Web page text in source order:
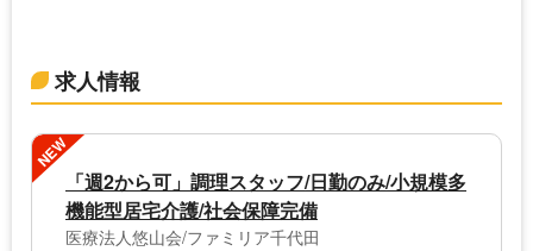
求人情報
NEW
「週2から可」調理スタッフ/日勤のみ/小規模多
機能型居宅介護/社会保障完備
医療法人悠山会/ファミリア千代田